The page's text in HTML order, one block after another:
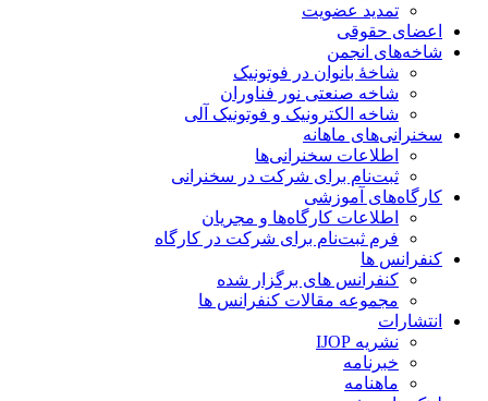
تمدید عضویت
اعضای حقوقی
شاخه‌های انجمن
شاخۀ بانوان در فوتونیک
شاخه صنعتی نور فناوران
شاخه‌ الکترونیک و فوتونیک آلی
سخنرانی‌های ماهانه
اطلاعات سخنرانی‌‌ها
ثبت‌نام برای شرکت در سخنرانی
کارگاه‌های آموزشی
اطلاعات کارگاه‌ها و مجریان
فرم ثبت‌نام برای شرکت در کارگاه
کنفرانس ها
کنفرانس های برگزار شده
مجموعه مقالات کنفرانس ها
انتشارات
نشریه IJOP
خبرنامه
ماهنامه